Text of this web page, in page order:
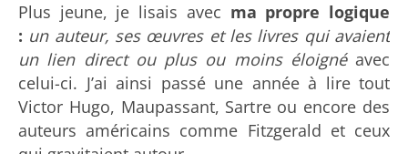
Plus jeune, je lisais avec ma propre logique
: un auteur, ses œuvres et les livres qui avaient
un lien direct ou plus ou moins éloigné avec
celui-ci. J’ai ainsi passé une année à lire tout
Victor Hugo, Maupassant, Sartre ou encore des
auteurs américains comme Fitzgerald et ceux